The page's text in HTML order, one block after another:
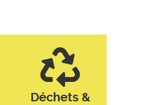
Déchets &